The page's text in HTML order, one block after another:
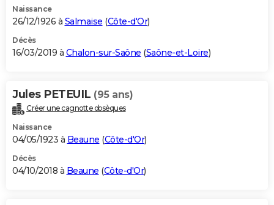
Naissance
26/12/1926 à Salmaise (Côte-d'Or)
Décès
16/03/2019 à Chalon-sur-Saône (Saône-et-Loire)
Jules PETEUIL (95 ans)
Créer une cagnotte obsèques
Naissance
04/05/1923 à Beaune (Côte-d'Or)
Décès
04/10/2018 à Beaune (Côte-d'Or)